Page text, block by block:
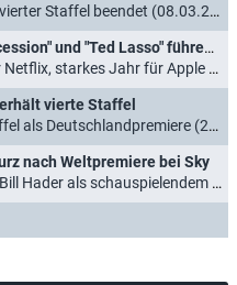
Staffel beendet (08.03.2023)
Emmy-Nominierungen 2022: "Succession" und "Ted Lasso" führen das Feld an
TV+ und Hulu, Disney+ ohne Hit (12.07.2022)
vierte Staffel
(20.05.2022)
nach Weltpremiere bei Sky
schauspielendem Killer (16.03.2022)